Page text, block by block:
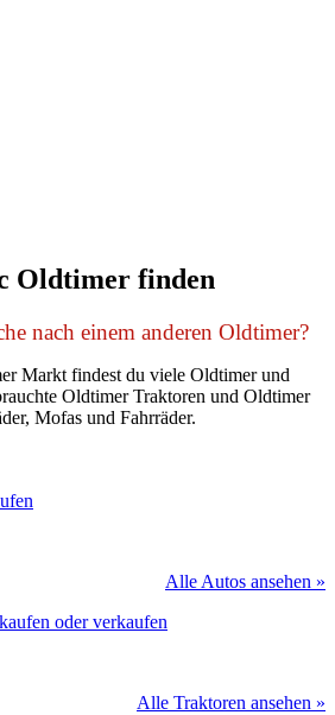
Oldtimer finden
nach einem anderen Oldtimer?
Markt findest du viele Oldtimer und
Oldtimer Traktoren und Oldtimer
Mofas und Fahrräder.
Alle Autos ansehen »
Alle Traktoren ansehen »